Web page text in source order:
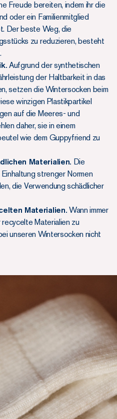
Freude bereiten, indem ihr die
oder ein Familienmitglied
Der beste Weg, die
zu reduzieren, besteht
Aufgrund der synthetischen
der Haltbarkeit in das
setzen die Wintersocken beim
winzigen Plastikpartikel
auf die Meeres- und
daher, sie in einem
wie dem Guppyfriend zu
Materialien. Die
strenger Normen
die Verwendung schädlicher
Materialien. Wann immer
Materialien zu
unseren Wintersocken nicht